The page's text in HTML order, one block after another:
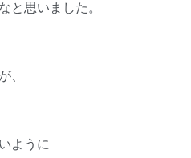
と思いました。
、
ように